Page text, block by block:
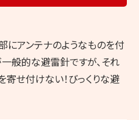
にアンテナのようなものを付
般的な避雷針ですが、それ
せ付けない！びっくりな避